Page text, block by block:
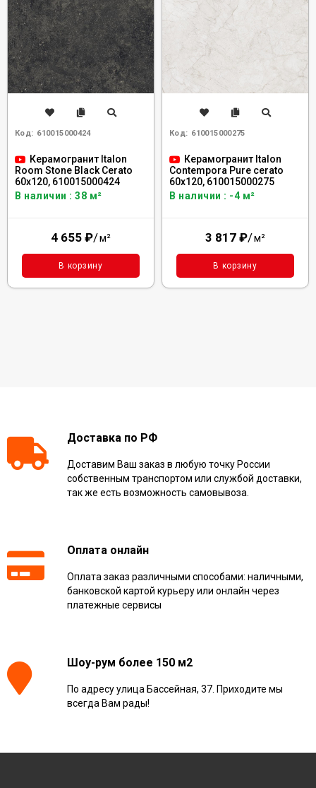
Код: 610015000424
Керамогранит Italon
Room Stone Black Cerato
60x120, 610015000424
В наличии : 38 м²
4 655 ₽/м²
В корзину
Код: 610015000275
Керамогранит Italon
Contempora Pure cerato
60x120, 610015000275
В наличии : -4 м²
3 817 ₽/м²
В корзину
Доставка по РФ
Доставим Ваш заказ в любую точку России
собственным транспортом или службой доставки,
так же есть возможность самовывоза.
Оплата онлайн
Оплата заказ различными способами: наличными,
банковской картой курьеру или онлайн через
платежные сервисы
Шоу-рум более 150 м2
По адресу улица Бассейная, 37. Приходите мы
всегда Вам рады!